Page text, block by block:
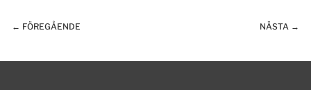
← FÖREGÅENDE NÄSTA →